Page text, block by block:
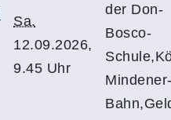
Sa.
12.09.2026,
9.45 Uhr
der Don-
Bosco-